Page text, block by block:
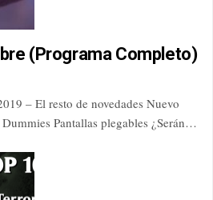
(Programa Completo)
– El resto de novedades Nuevo
Pantallas plegables ¿Serán…